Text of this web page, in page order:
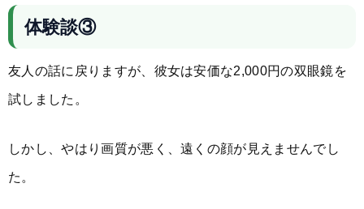
体験談③
友人の話に戻りますが、彼女は安価な2,000円の双眼鏡を
試しました。
しかし、やはり画質が悪く、遠くの顔が見えませんでし
た。